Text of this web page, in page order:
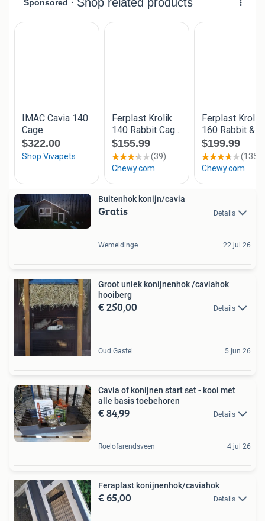
Buitenhok konijn/cavia
Gratis Details
Wemeldinge 22 jul 26
Groot uniek konijnenhok /caviahok
hooiberg
€ 250,00 Details
Oud Gastel 5 jun 26
Cavia of konijnen start set - kooi met
alle basis toebehoren
€ 84,99 Details
Roelofarendsveen 4 jul 26
Feraplast konijnenhok/caviahok
€ 65,00 Details